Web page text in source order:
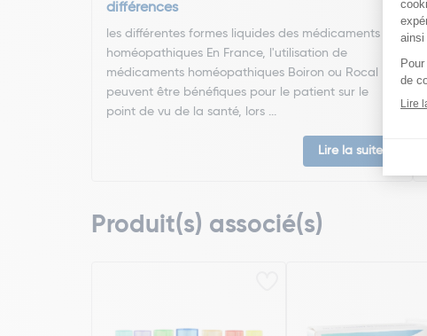
différences
les différentes formes liquides des médicaments
homéopathiques En France, l'utilisation de
médicaments homéopathiques Boiron ou Rocal
peuvent être bénéfiques pour le patient sur le
point de vu de la santé, lors ...
Lire la suite
Produit(s) associé(s)